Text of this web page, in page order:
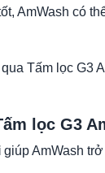
AmWash có
Tấm lọc G3
lọc G3
giúp AmWash